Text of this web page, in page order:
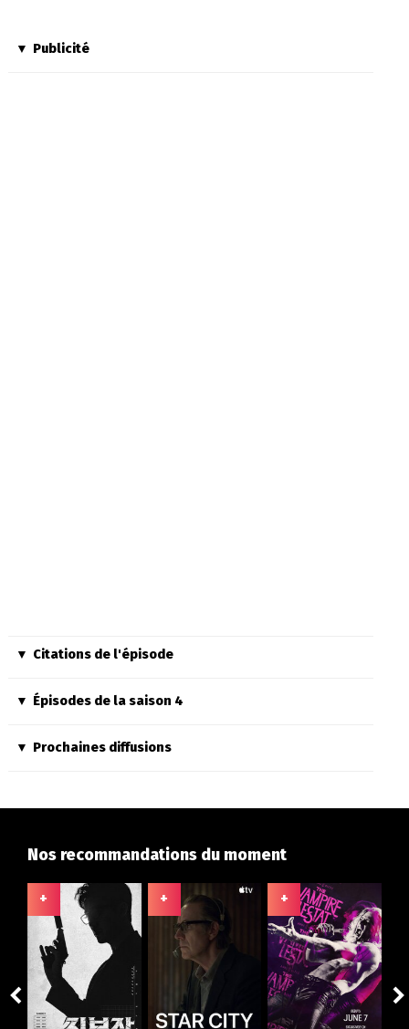
Publicité
Citations de l'épisode
Épisodes de la saison 4
Prochaines diffusions
Nos recommandations du moment
+ + +